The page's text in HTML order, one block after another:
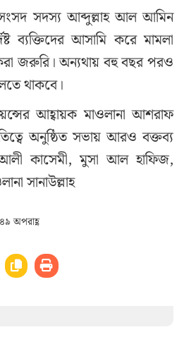
সদস্য আব্দুল্লাহ আল আমিন
ব্যক্তিদের আসামি করে মামলা
করা জরুরি। অন্যথায় বহু বছর পরও
থাকবে।
আহ্বায়ক মাওলানা আশরাফ
অনুষ্ঠিত সভায় আরও বক্তব্য
কাসেমী, মুসা আল হাফিজ,
সানাউল্লাহ
অপরাহ্ণ